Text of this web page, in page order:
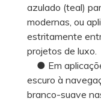
azulado (teal)
modernas, ou
estritamente
projetos de luxo.
● Em
escuro à
branco-suave